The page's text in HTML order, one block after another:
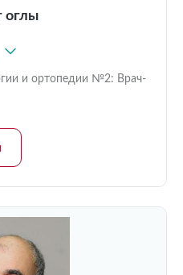
оглы
и ортопедии №2: Врач-